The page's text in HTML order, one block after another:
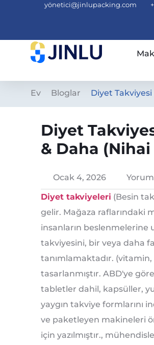
yönetici@jinlupacking.com
Ev Bloglar Diyet Takviyesi
Diyet
& Daha (Nihai
Ocak 4, 2026
Diyet takviyeleri (Besin
gelir. Mağaza raflarındaki
insanların beslenmelerine
takviyesini, bir veya daha
tanımlamaktadır.
tasarlanmıştır. ABD'ye
tabletler dahil, kapsüller,
yaygın takviye formlarını
ve paketleyen makineleri
için yazılmıştır.,